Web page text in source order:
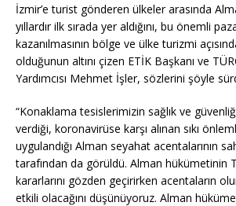
İzmir’e turist gönderen ülkeler arasında
yıllardır ilk sırada yer aldığını, bu önemli
kazanılmasının bölge ve ülke turizmi
olduğunun altını çizen ETİK Başkanı ve
Yardımcısı Mehmet İşler, sözlerini şöyle
“Konaklama tesislerimizin sağlık ve
verdiği, koronavirüse karşı alınan sıkı
uygulandığı Alman seyahat acentalarının
tarafından da görüldü. Alman hükümetinin
kararlarını gözden geçirirken acentaların
etkili olacağını düşünüyoruz. Alman